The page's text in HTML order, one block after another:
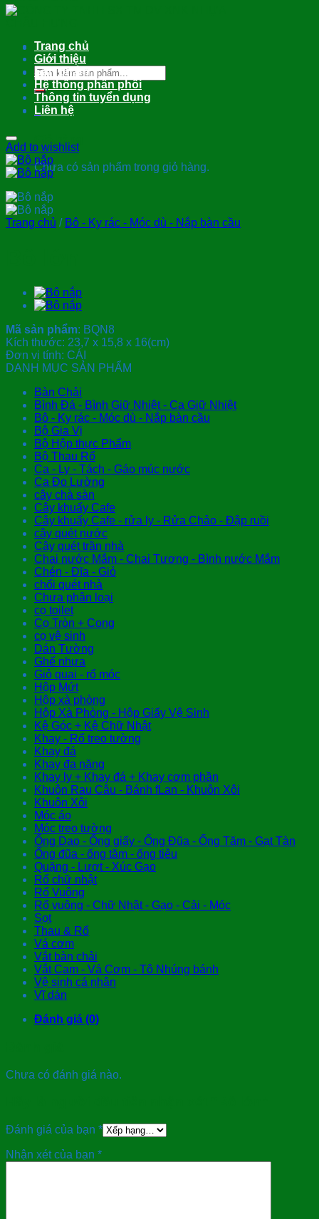
Tìm
kiếm:
0
Chưa có sản phẩm trong giỏ hàng.
Trang chủ
Giới thiệu
Sản phẩm
Hệ thống phân phối
Thông tin tuyển dụng
Liên hệ
Add to wishlist
Trang chủ / Bô - Ky rác - Móc dù - Nắp bàn cầu
Mã sản phẩm: BQN8
Kích thước: 23,7 x 15,8 x 16(cm)
Đơn vị tính: CÁI
DANH MỤC SẢN PHẨM
Bàn Chải
Bình Đá - Bình Giữ Nhiệt - Ca Giữ Nhiệt
Bô - Ky rác - Móc dù - Nắp bàn cầu
Bộ Gia Vị
Bộ Hộp thực Phẩm
Bộ Thau Rổ
Ca - Ly - Tách - Gáo múc nước
Ca Đo Lường
cây chà sàn
Cây khuấy Cafe
Cây khuấy Cafe - rửa ly - Rửa Chảo - Đập ruồi
cây quét nước
Cây quét trần nhà
Chai nước Mắm - Chai Tương - Bình nước Mắm
Chén - Đĩa - Giỏ
chổi quét nhà
Chưa phân loại
cọ toilet
Cọ Tròn + Cong
cọ vệ sinh
Dán Tường
Ghế nhựa
Giỏ quai - rổ móc
Hộp Mứt
Hộp xà phòng
Hộp Xà Phòng - Hộp Giấy Vệ Sinh
Kệ Góc + Kệ Chữ Nhật
Khay - Rổ treo tường
Khay đá
Khay đa năng
Khay ly + Khay đá + Khay cơm phần
Khuôn Rau Câu - Bánh fLan - Khuôn Xôi
Khuôn Xôi
Móc áo
Móc treo tường
Ống Dao - Ống giấy - Ống Đũa - Ống Tăm - Gạt Tàn
Ống đũa - ống tăm - ống tiêu
Quặng - Lượt - Xúc Gạo
Rổ chữ nhật
Rổ Vuông
Rổ vuông - Chữ Nhật - Gạo - Cải - Móc
Sọt
Thau & Rổ
Vá cơm
Vắt bàn chải
Vắt Cam - Vá Cơm - Tô Nhúng bánh
Vệ sinh cá nhân
Vĩ dán
Đánh giá (0)
Chưa có đánh giá nào.
Đánh giá của bạn *
Nhận xét của bạn *